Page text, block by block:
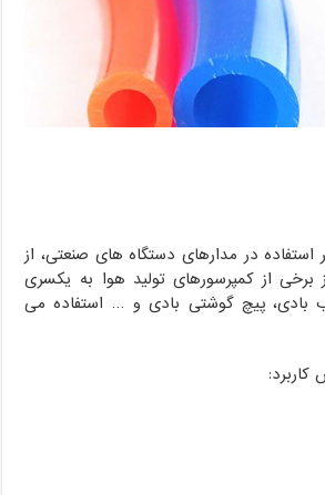
استفاده در مدارهای دستگاه های صنعتی، از
برخی از کمپرسورهای تولید هوا به یکسری
بادی، پیچ گوشتی بادی و … استفاده می
کاربرد: